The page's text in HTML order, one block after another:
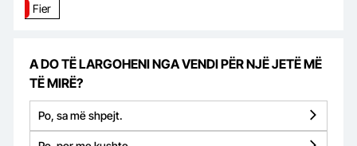
Fier
A DO TË LARGOHENI NGA VENDI PËR NJË JETË MË
TË MIRË?
Po, sa më shpejt.